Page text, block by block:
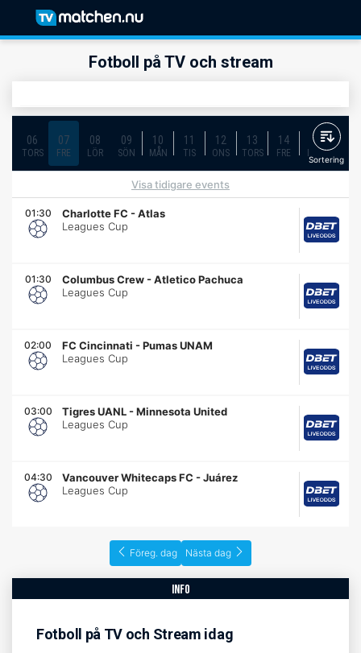
Fotboll på TV och stream
06
TORS
07
FRE
08
LÖR
09
SÖN
10
MÅN
11
TIS
12
ONS
13
TORS
14
FRE
15
LÖR
Sortering
Visa tidigare events
01:30 Charlotte FC -Atlas
Leagues Cup
01:30 Columbus Crew -Atletico Pachuca
Leagues Cup
02:00 FC Cincinnati -Pumas UNAM
Leagues Cup
03:00 Tigres UANL -Minnesota United
Leagues Cup
04:30 Vancouver Whitecaps FC -Juárez
Leagues Cup
Föreg. dag Nästa dag
info
Fotboll på TV och Stream idag